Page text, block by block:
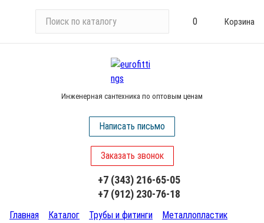
и
у
0 Корзина
Инженерная сантехника по оптовым ценам
Написать письмо
Заказать звонок
+7 (343) 216-65-05
+7 (912) 230-76-18
Главная Каталог Трубы и фитинги
Металлопластик